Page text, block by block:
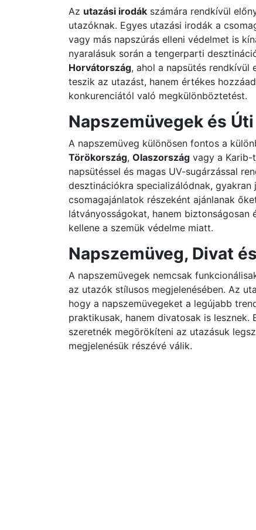
Az utazási irodák számára rendkívül
utazóknak. Egyes utazási irodák a
vagy más napszúrás elleni védelmet is
nyaralásuk során a tengerparti
Horvátország, ahol a napsütés rendkívül
teszik az utazást, hanem értékes
konkurenciától való megkülönböztetést.
Napszemüvegek és
A napszemüveg különösen fontos a
Törökország, Olaszország vagy a Karib-
napsütéssel és magas UV-sugárzással
desztinációkra specializálódnak, gyakran
csomagajánlatok részeként ajánlanak
látványosságokat, hanem biztonságosan
kellene a szemük védelme miatt.
Napszemüveg, Divat
A napszemüvegek nemcsak
az utazók stílusos megjelenésében. Az
hogy a napszemüvegeket a legújabb
praktikusak, hanem divatosak is
szeretnék megörökíteni az utazásuk
megjelenésük részévé válik.